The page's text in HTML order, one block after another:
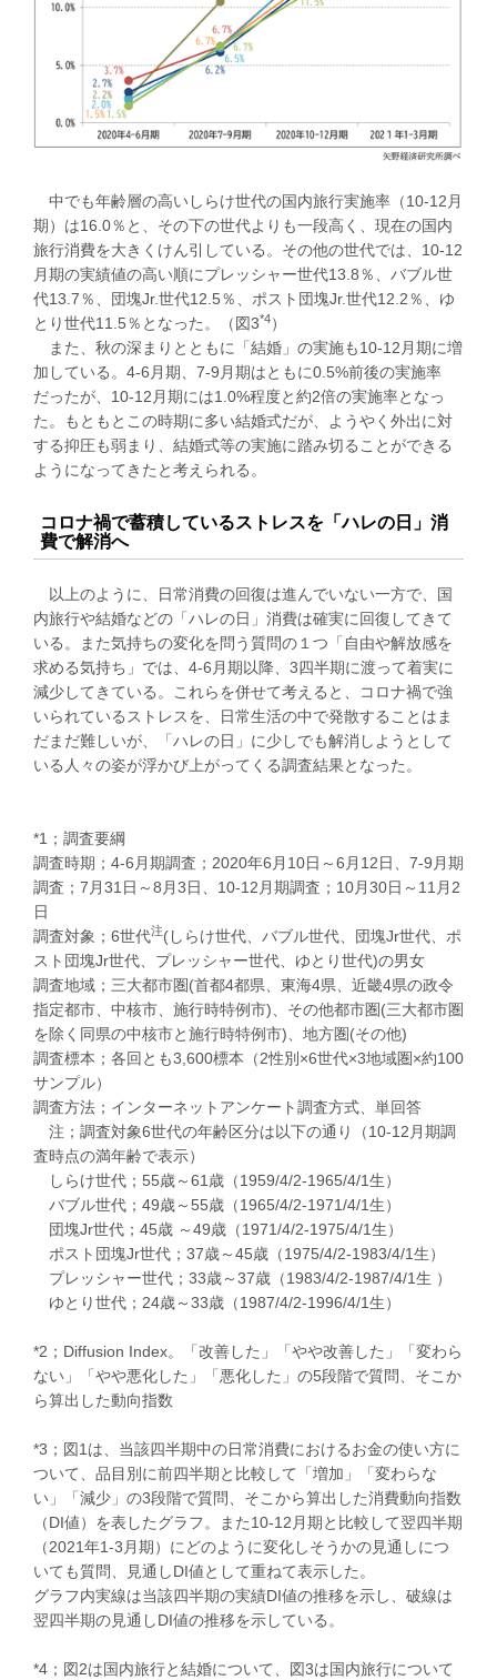
中でも年齢層の高いしらけ世代の国内旅行実施率（10-12月
期）は16.0％と、その下の世代よりも一段高く、現在の国内
旅行消費を大きくけん引している。その他の世代では、10-12
月期の実績値の高い順にプレッシャー世代13.8％、バブル世
代13.7％、団塊Jr.世代12.5％、ポスト団塊Jr.世代12.2％、ゆ
とり世代11.5％となった。（図3*4）
また、秋の深まりとともに「結婚」の実施も10-12月期に増
加している。4-6月期、7-9月期はともに0.5%前後の実施率
だったが、10-12月期には1.0%程度と約2倍の実施率となっ
た。もともとこの時期に多い結婚式だが、ようやく外出に対
する抑圧も弱まり、結婚式等の実施に踏み切ることができる
ようになってきたと考えられる。
コロナ禍で蓄積しているストレスを「ハレの日」消
費で解消へ
以上のように、日常消費の回復は進んでいない一方で、国
内旅行や結婚などの「ハレの日」消費は確実に回復してきて
いる。また気持ちの変化を問う質問の１つ「自由や解放感を
求める気持ち」では、4-6月期以降、3四半期に渡って着実に
減少してきている。これらを併せて考えると、コロナ禍で強
いられているストレスを、日常生活の中で発散することはま
だまだ難しいが、「ハレの日」に少しでも解消しようとして
いる人々の姿が浮かび上がってくる調査結果となった。
*1；調査要綱
調査時期；4-6月期調査；2020年6月10日～6月12日、7-9月期
調査；7月31日～8月3日、10-12月期調査；10月30日～11月2
日
調査対象；6世代注(しらけ世代、バブル世代、団塊Jr世代、ポ
スト団塊Jr世代、プレッシャー世代、ゆとり世代)の男女
調査地域；三大都市圏(首都4都県、東海4県、近畿4県の政令
指定都市、中核市、施行時特例市)、その他都市圏(三大都市圏
を除く同県の中核市と施行時特例市)、地方圏(その他)
調査標本；各回とも3,600標本（2性別×6世代×3地域圏×約100
サンプル）
調査方法；インターネットアンケート調査方式、単回答
注；調査対象6世代の年齢区分は以下の通り（10-12月期調
査時点の満年齢で表示）
しらけ世代；55歳～61歳（1959/4/2-1965/4/1生）
バブル世代；49歳～55歳（1965/4/2-1971/4/1生）
団塊Jr世代；45歳 ～49歳（1971/4/2-1975/4/1生）
ポスト団塊Jr世代；37歳～45歳（1975/4/2-1983/4/1生）
プレッシャー世代；33歳～37歳（1983/4/2-1987/4/1生 ）
ゆとり世代；24歳～33歳（1987/4/2-1996/4/1生）
*2；Diffusion Index。「改善した」「やや改善した」「変わら
ない」「やや悪化した」「悪化した」の5段階で質問、そこか
ら算出した動向指数
*3；図1は、当該四半期中の日常消費におけるお金の使い方に
ついて、品目別に前四半期と比較して「増加」「変わらな
い」「減少」の3段階で質問、そこから算出した消費動向指数
（DI値）を表したグラフ。また10-12月期と比較して翌四半期
（2021年1-3月期）にどのように変化しそうかの見通しにつ
いても質問、見通しDI値として重ねて表示した。
グラフ内実線は当該四半期の実績DI値の推移を示し、破線は
翌四半期の見通しDI値の推移を示している。
*4；図2は国内旅行と結婚について、図3は国内旅行について